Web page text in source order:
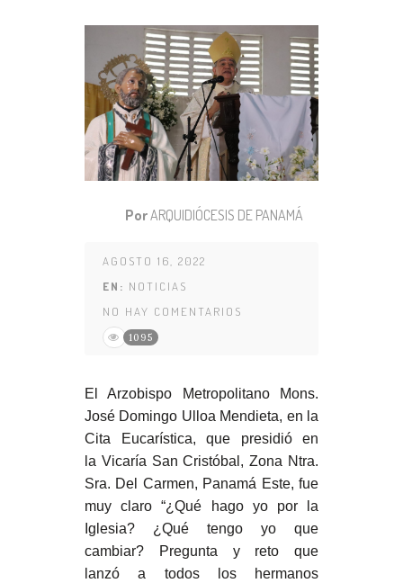
PorARQUIDIÓCESIS DE PANAMÁ
AGOSTO 16, 2022
EN: NOTICIAS
NO HAY COMENTARIOS
1095
E l Arzobispo Metropolitano Mons.
José Domingo Ulloa Mendieta, en la
Cita Eucarística, que presidió en
la Vicaría San Cristóbal, Zona Ntra.
Sra. Del Carmen, Panamá Este, fue
muy claro “¿Qué hago yo por la
Iglesia? ¿ Qué tengo yo que
cambiar?
Pregunta y reto que
lanzóa todos los hermanos